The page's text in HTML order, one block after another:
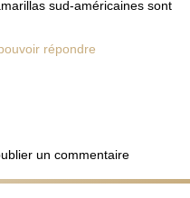
sud-américaines sont
répondre
un commentaire